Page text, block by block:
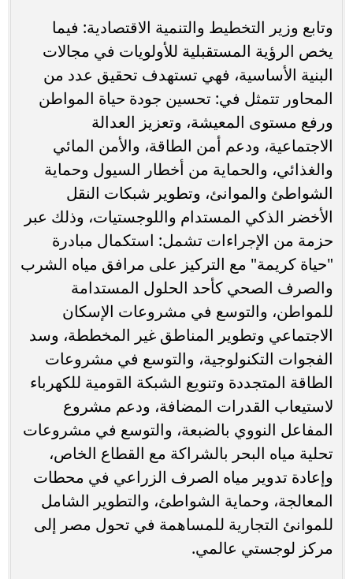
وتابع وزير التخطيط والتنمية الاقتصادية: فيما
يخص الرؤية المستقبلية للأولويات في مجالات
البنية الأساسية، فهي تستهدف تحقيق عدد من
المحاور تتمثل في: تحسين جودة حياة المواطن
ورفع مستوى المعيشة، وتعزيز العدالة
الاجتماعية، ودعم أمن الطاقة، والأمن المائي
والغذائي، والحماية من أخطار السيول وحماية
الشواطئ والموانئ، وتطوير شبكات النقل
الأخضر الذكي المستدام واللوجستيات، وذلك عبر
حزمة من الإجراءات تشمل: استكمال مبادرة
"حياة كريمة" مع التركيز على مرافق مياه الشرب
والصرف الصحي كأحد الحلول المستدامة
للمواطن، والتوسع في مشروعات الإسكان
الاجتماعي وتطوير المناطق غير المخططة، وسد
الفجوات التكنولوجية، والتوسع في مشروعات
الطاقة المتجددة وتنويع الشبكة القومية للكهرباء
لاستيعاب القدرات المضافة، ودعم مشروع
المفاعل النووي بالضبعة، والتوسع في مشروعات
تحلية مياه البحر بالشراكة مع القطاع الخاص،
وإعادة تدوير مياه الصرف الزراعي في محطات
المعالجة، وحماية الشواطئ، والتطوير الشامل
للموانئ التجارية للمساهمة في تحول مصر إلى
مركز لوجستي عالمي.